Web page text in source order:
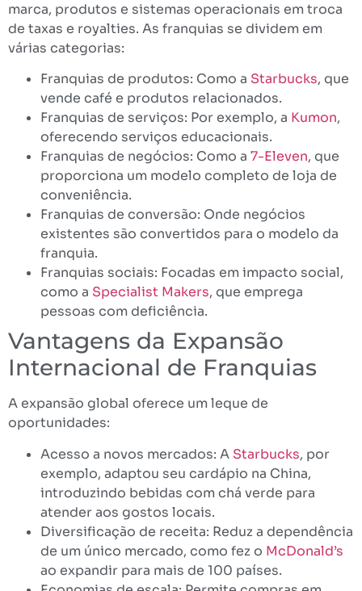
marca, produtos e sistemas operacionais em troca
de taxas e royalties. As franquias se dividem em
várias categorias:
Franquias de produtos: Como a Starbucks, que
vende café e produtos relacionados.
Franquias de serviços: Por exemplo, a Kumon,
oferecendo serviços educacionais.
Franquias de negócios: Como a 7-Eleven, que
proporciona um modelo completo de loja de
conveniência.
Franquias de conversão: Onde negócios
existentes são convertidos para o modelo da
franquia.
Franquias sociais: Focadas em impacto social,
como a Specialist Makers, que emprega
pessoas com deficiência.
Vantagens da Expansão
Internacional de Franquias
A expansão global oferece um leque de
oportunidades:
Acesso a novos mercados: A Starbucks, por
exemplo, adaptou seu cardápio na China,
introduzindo bebidas com chá verde para
atender aos gostos locais.
Diversificação de receita: Reduz a dependência
de um único mercado, como fez o McDonald’s
ao expandir para mais de 100 países.